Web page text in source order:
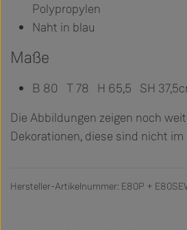
Polypropylen
Naht in blau
Maße
B 80 T 78 H 65,5 SH
Die Abbildungen zeigen noch
Dekorationen, diese sind nicht
Hersteller-Artikelnummer: E80P +